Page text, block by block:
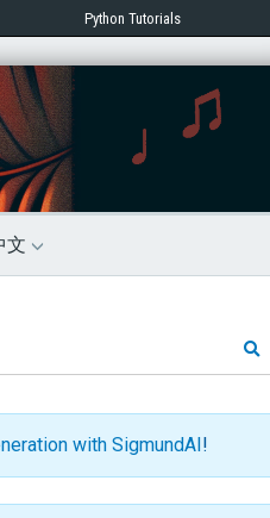
Python Tutorials
with SigmundAI!